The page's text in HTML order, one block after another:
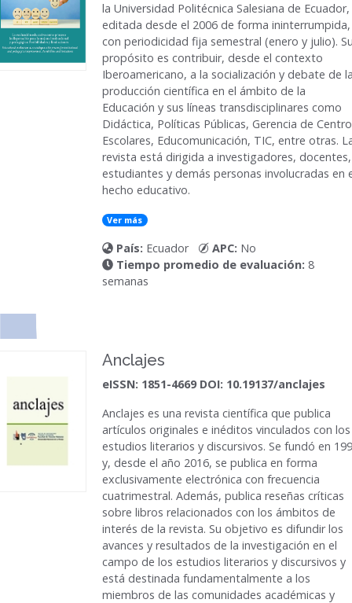
la Universidad Politécnica Salesiana de Ecuador,
editada desde el 2006 de forma ininterrumpida,
con periodicidad fija semestral (enero y julio).
propósito es contribuir, desde el contexto
Iberoamericano, a la socialización y debate de
producción científica en el ámbito de la
Educación y sus líneas transdisciplinares como
Didáctica, Políticas Públicas, Gerencia de
Escolares, Educomunicación, TIC, entre otras.
revista está dirigida a investigadores, docentes,
estudiantes y demás personas involucradas en
hecho educativo.
Ver más
País: Ecuador APC: No
Tiempo promedio de evaluación: 8
semanas
Anclajes
eISSN: 1851-4669 DOI: 10.19137/anclajes
Anclajes es una revista científica que publica
artículos originales e inéditos vinculados con los
estudios literarios y discursivos. Se fundó en
y, desde el año 2016, se publica en forma
exclusivamente electrónica con frecuencia
cuatrimestral. Además, publica reseñas críticas
sobre libros relacionados con los ámbitos de
interés de la revista. Su objetivo es difundir los
avances y resultados de la investigación en el
campo de los estudios literarios y discursivos y
está destinada fundamentalmente a los
miembros de las comunidades académicas y